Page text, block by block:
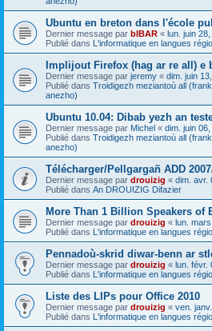
Ubuntu en breton dans l'école
Dernier message par bIBAR « lun. juin
Publié dans L'informatique en langues
Implijout Firefox (hag ar re all) e
Dernier message par jeremy « dim. juin
Publié dans Troidigezh meziantoù all
anezho)
Ubuntu 10.04: Dibab yezh an
Dernier message par Michel « dim. juin
Publié dans Troidigezh meziantoù all
anezho)
Télécharger/Pellgargañ ADD
Dernier message par drouizig « dim. avr.
Publié dans An DROUIZIG Difazier
More Than 1 Billion Speakers of
Dernier message par drouizig « lun.
Publié dans L'informatique en langues
Pennadoù-skrid diwar-benn ar
Dernier message par drouizig « lun. févr.
Publié dans L'informatique en langues
Liste des LIPs pour Office 2010
Dernier message par drouizig « ven.
Publié dans L'informatique en langues